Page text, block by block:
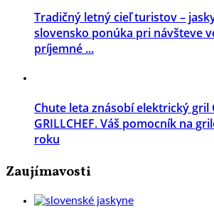
Tradičný letný cieľ turistov –
slovensko ponúka pri návšteve
príjemné ...
Chute leta znásobí elektrický gril
GRILLCHEF. Váš pomocník na
roku
Zaujímavosti